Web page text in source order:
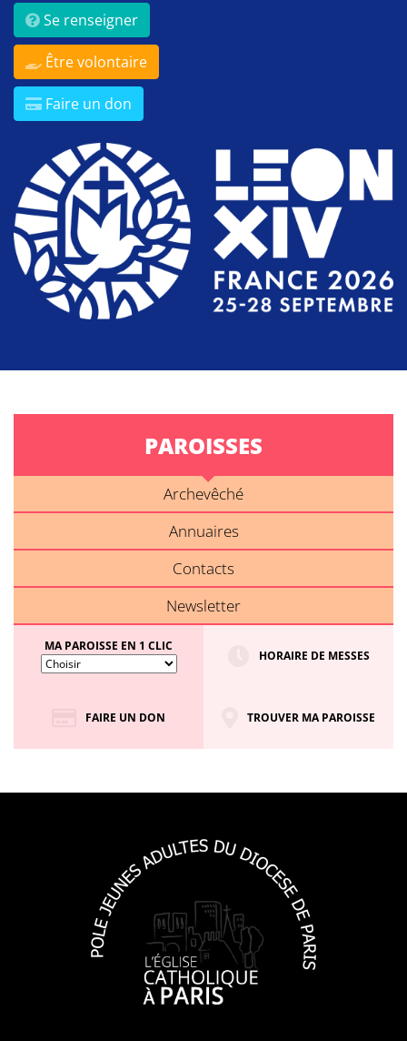
Se renseigner
Être volontaire
Faire un don
PAROISSES
Archevêché
Annuaires
Contacts
Newsletter
MA PAROISSE EN 1 CLIC
HORAIRE DE MESSES
FAIRE UN DON TROUVER MA PAROISSE